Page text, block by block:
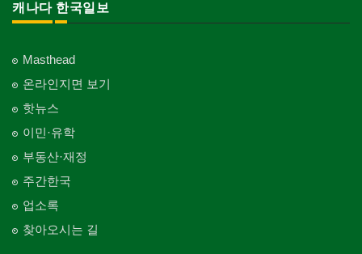
캐나다 한국일보
Masthead
온라인지면 보기
핫뉴스
이민·유학
부동산·재정
주간한국
업소록
찾아오시는 길